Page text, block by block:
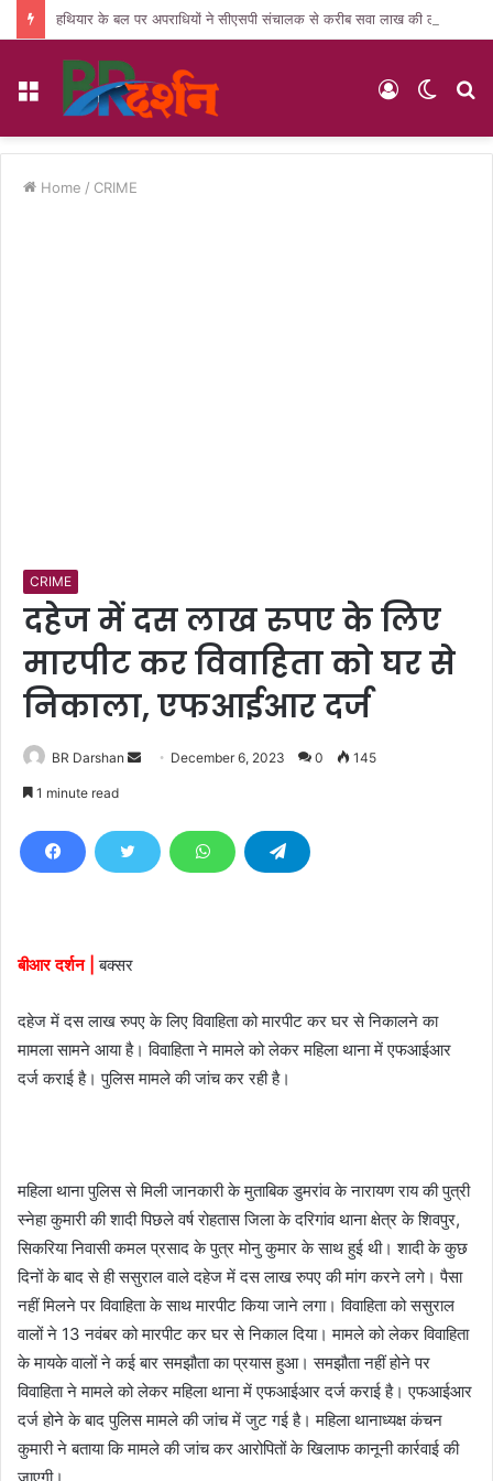
Menu
Switch
Log
Home / CRIME
CRIME
दहेज में दस लाख रुपए के लिए
मारपीट कर विवाहिता को घर से
निकाला, एफआईआर दर्ज
BR Darshan
d
l
December 6, 2023 0 145
1 minute read
बीआर दर्शन | बक्सर
दहेज में दस लाख रुपए के लिए विवाहिता को मारपीट कर घर से निकालने का
मामला सामने आया है। विवाहिता ने मामले को लेकर महिला थाना में एफआईआर
दर्ज कराई है। पुलिस मामले की जांच कर रही है।
महिला थाना पुलिस से मिली जानकारी के मुताबिक डुमरांव के नारायण राय की पुत्री
स्नेहा कुमारी की शादी पिछले वर्ष रोहतास जिला के दरिगांव थाना क्षेत्र के शिवपुर,
सिकरिया निवासी कमल प्रसाद के पुत्र मोनु कुमार के साथ हुई थी। शादी के कुछ
दिनों के बाद से ही ससुराल वाले दहेज में दस लाख रुपए की मांग करने लगे। पैसा
नहीं मिलने पर विवाहिता के साथ मारपीट किया जाने लगा। विवाहिता को ससुराल
वालों ने 13 नवंबर को मारपीट कर घर से निकाल दिया। मामले को लेकर विवाहिता
के मायके वालों ने कई बार समझौता का प्रयास हुआ। समझौता नहीं होने पर
विवाहिता ने मामले को लेकर महिला थाना में एफआईआर दर्ज कराई है। एफआईआर
दर्ज होने के बाद पुलिस मामले की जांच में जुट गई है। महिला थानाध्यक्ष कंचन
कुमारी ने बताया कि मामले की जांच कर आरोपितों के खिलाफ कानूनी कार्रवाई की